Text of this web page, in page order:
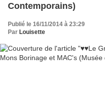
Contemporains)
Publié le 16/11/2014 à 23:29
Par Louisette